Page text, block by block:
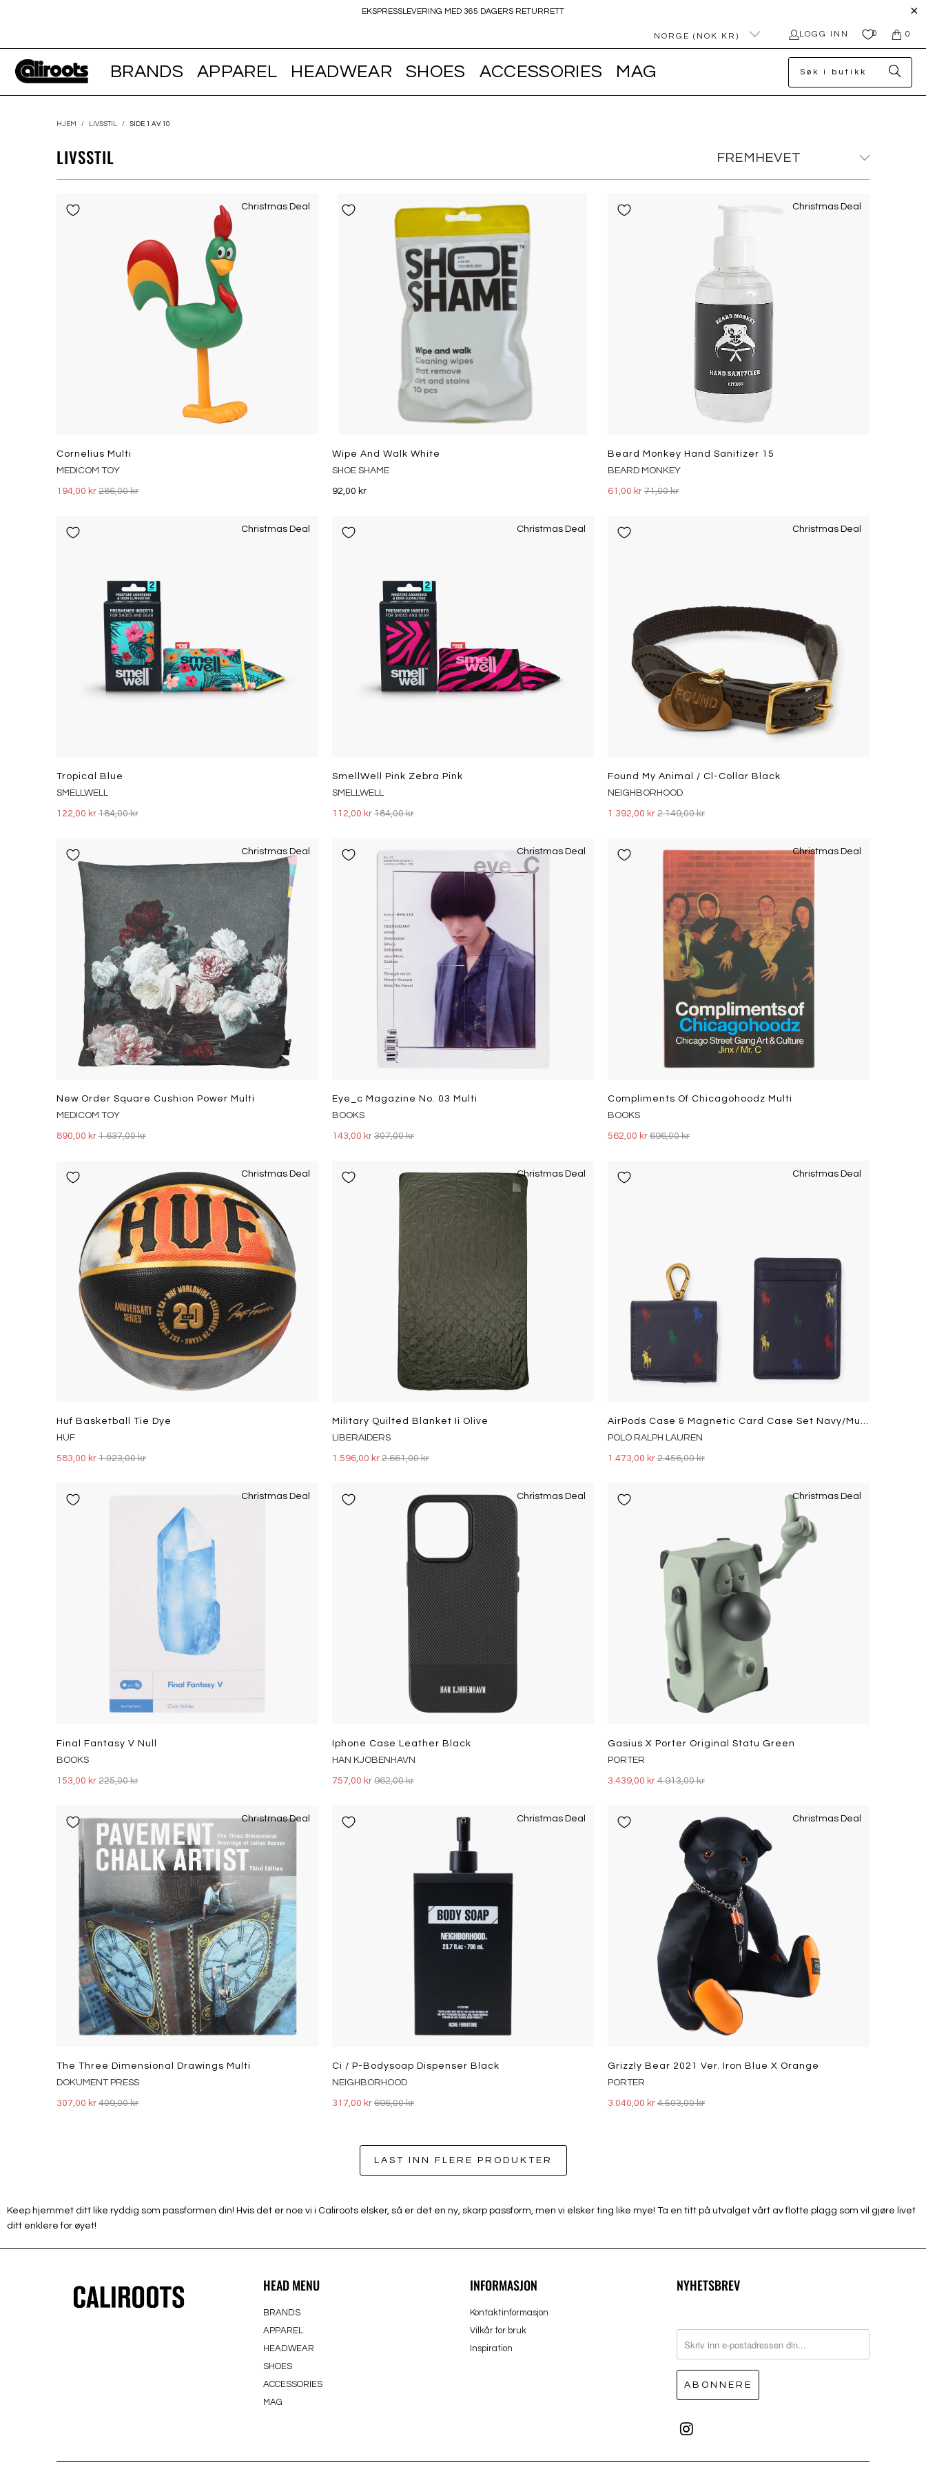
EKSPRESSLEVERING MED 365 DAGERS RETURRETT
NORGE (NOK KR) LOGG INN 0 0
BRANDS APPAREL HEADWEAR SHOES ACCESSORIES MAG
HJEM / LIVSSTIL / SIDE 1 AV 10
LIVSSTIL
Christmas Deal
Cornelius Multi
MEDICOM TOY
194,00 kr 286,00 kr
Wipe And Walk White
SHOE SHAME
92,00 kr
Christmas Deal
Beard Monkey Hand Sanitizer 15
BEARD MONKEY
61,00 kr 71,00 kr
Christmas Deal
Tropical Blue
SMELLWELL
122,00 kr 184,00 kr
Christmas Deal
SmellWell Pink Zebra Pink
SMELLWELL
112,00 kr 184,00 kr
Christmas Deal
Found My Animal / Cl-Collar Black
NEIGHBORHOOD
1.392,00 kr 2.149,00 kr
Christmas Deal
New Order Square Cushion Power Multi
MEDICOM TOY
890,00 kr 1.637,00 kr
Christmas Deal
Eye_c Magazine No. 03 Multi
BOOKS
143,00 kr 307,00 kr
Christmas Deal
Compliments Of Chicagohoodz Multi
BOOKS
562,00 kr 696,00 kr
Christmas Deal
Huf Basketball Tie Dye
HUF
583,00 kr 1.023,00 kr
Christmas Deal
Military Quilted Blanket Ii Olive
LIBERAIDERS
1.596,00 kr 2.661,00 kr
Christmas Deal
AirPods Case & Magnetic Card Case Set Navy/Multi Pony
POLO RALPH LAUREN
1.473,00 kr 2.456,00 kr
Christmas Deal
Final Fantasy V Null
BOOKS
153,00 kr 225,00 kr
Christmas Deal
Iphone Case Leather Black
HAN KJOBENHAVN
757,00 kr 962,00 kr
Christmas Deal
Gasius X Porter Original Statu Green
PORTER
3.439,00 kr 4.913,00 kr
Christmas Deal
The Three Dimensional Drawings Multi
DOKUMENT PRESS
307,00 kr 409,00 kr
Christmas Deal
Ci / P-Bodysoap Dispenser Black
NEIGHBORHOOD
317,00 kr 696,00 kr
Christmas Deal
Grizzly Bear 2021 Ver. Iron Blue X Orange
PORTER
3.040,00 kr 4.503,00 kr
LAST INN FLERE PRODUKTER
Keep hjemmet ditt like ryddig som passformen din! Hvis det er noe vi i Caliroots elsker, så er det en ny, skarp passform, men vi elsker ting like mye! Ta en titt på utvalget vårt av flotte plagg som vil gjøre livet
ditt enklere for øyet!
HEAD MENU
BRANDS
APPAREL
HEADWEAR
SHOES
ACCESSORIES
MAG
INFORMASJON
Kontaktinformasjon
Vilkår for bruk
Inspiration
NYHETSBREV